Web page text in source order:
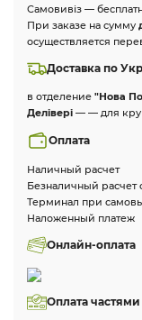
Самовивіз —
При заказе на сумму
осуществляется
Доставка по
в отделение "Нова
Делівері — — для
Оплата
Наличный расчет
Безналичный расчет
Терминал при
Наложенный платеж
Онлайн-оплата
Оплата частями